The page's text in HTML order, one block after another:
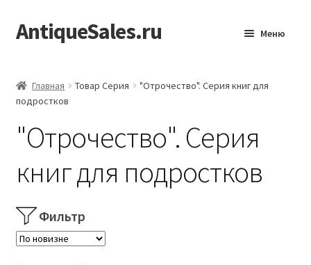
Перейти
к
Перейти
к
AntiqueSales.ru Меню
Главная Товар Серия
"Отрочество". Серия книг для
подростков
"Отрочество". Серия
книг для подростков
Фильтр